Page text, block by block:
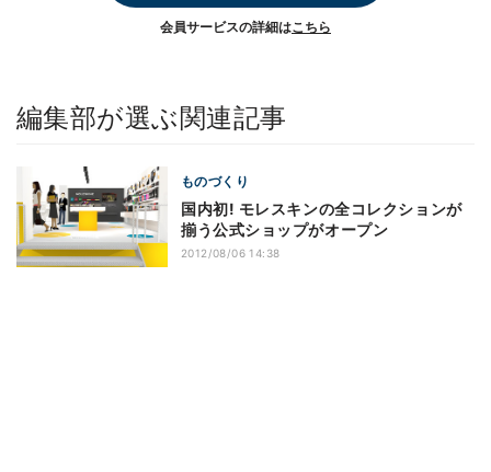
会員サービスの詳細はこちら
編集部が選ぶ関連記事
ものづくり
国内初! モレスキンの全コレクションが
揃う公式ショップがオープン
2012/08/06 14:38